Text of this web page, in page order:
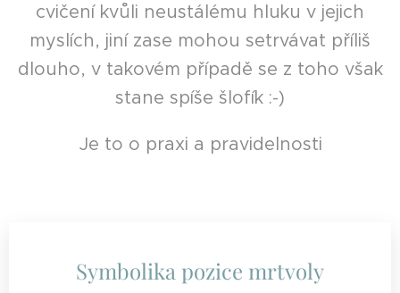
cvičení kvůli neustálému hluku v jejich
myslích, jiní zase mohou setrvávat příliš
dlouho, v takovém případě se z toho však
stane spíše šlofík :-)
Je to o praxi a pravidelnosti
Symbolika pozice mrtvoly